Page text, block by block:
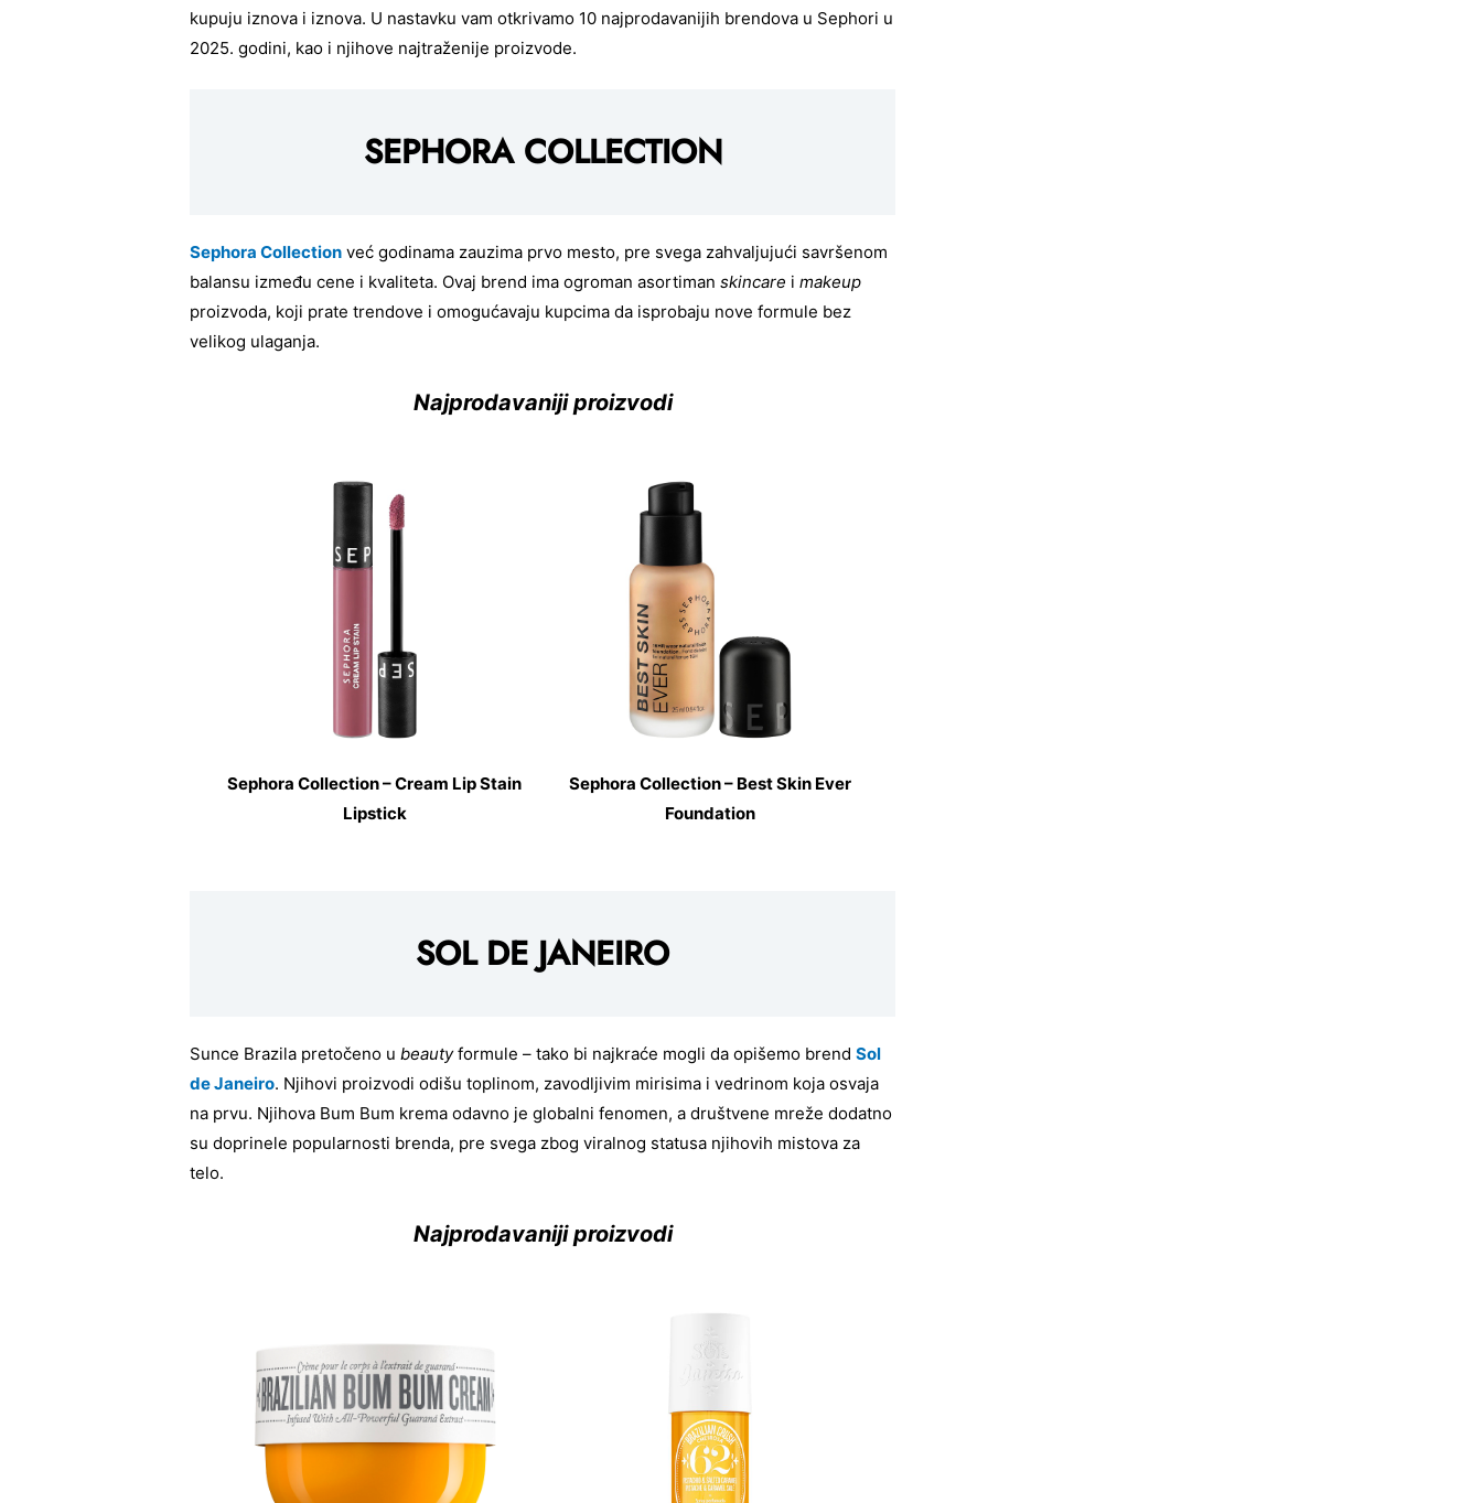
kupuju iznova i iznova. U nastavku vam otkrivamo 10 najprodavanijih brendova u Sephori u
2025. godini, kao i njihove najtraženije proizvode.
SEPHORA COLLECTION
Sephora Collection već godinama zauzima prvo mesto, pre svega zahvaljujući savršenom
balansu između cene i kvaliteta. Ovaj brend ima ogroman asortimanskincare imakeup
proizvoda, koji prate trendove i omogućavaju kupcima da isprobaju nove formule bez
velikog ulaganja.
Najprodavaniji proizvodi
Sephora Collection – Cream Lip Stain
Lipstick
Sephora Collection – Best Skin Ever
Foundation
SOL DE JANEIRO
Sunce Brazila pretočeno ubeautyformule – tako bi najkraće mogli da opišemo brendSol
de Janeiro. Njihovi proizvodi odišu toplinom, zavodljivim mirisima i vedrinom koja osvaja
na prvu. Njihova Bum Bum krema odavno je globalni fenomen, a društvene mreže dodatno
su doprinele popularnosti brenda, pre svega zbog viralnog statusa njihovih mistova za
telo.
Najprodavaniji proizvodi